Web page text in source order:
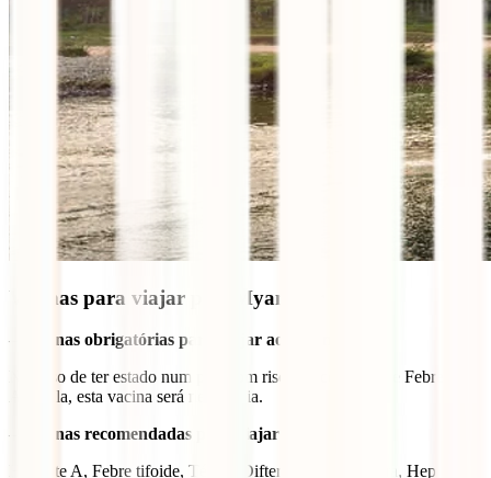
Vacinas para viajar pelo Myanmar
– Vacinas obrigatórias para viajar ao Myanmar:
No caso de ter estado num país com risco de contágio de Febre
Amarela, esta vacina será necessária.
– Vacinas recomendadas para viajar ao Myanmar:
Hepatite A, Febre tifoide, Tétano/Difteria, Raiva, Cólera, Hepatite